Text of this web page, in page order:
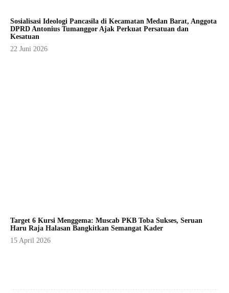
Sosialisasi Ideologi Pancasila di Kecamatan Medan Barat, Anggota
DPRD Antonius Tumanggor Ajak Perkuat Persatuan dan
Kesatuan
22 Juni 2026
Target 6 Kursi Menggema: Muscab PKB Toba Sukses, Seruan
Haru Raja Halasan Bangkitkan Semangat Kader
15 April 2026